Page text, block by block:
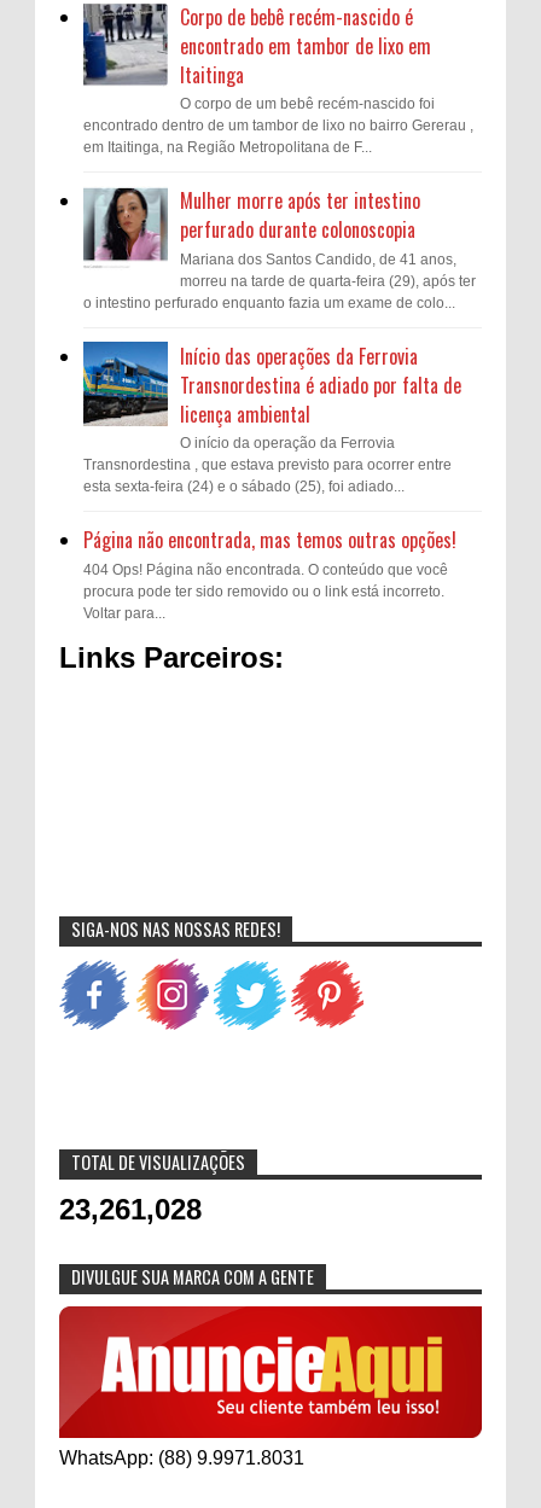
Corpo de bebê recém-nascido é
encontrado em tambor de lixo em
Itaitinga
O corpo de um bebê recém-nascido foi
encontrado dentro de um tambor de lixo no bairro Gererau ,
em Itaitinga, na Região Metropolitana de F...
Mulher morre após ter intestino
perfurado durante colonoscopia
Mariana dos Santos Candido, de 41 anos,
morreu na tarde de quarta-feira (29), após ter
o intestino perfurado enquanto fazia um exame de colo...
Início das operações da Ferrovia
Transnordestina é adiado por falta de
licença ambiental
O início da operação da Ferrovia
Transnordestina , que estava previsto para ocorrer entre
esta sexta-feira (24) e o sábado (25), foi adiado...
Página não encontrada, mas temos outras opções!
404 Ops! Página não encontrada. O conteúdo que você
procura pode ter sido removido ou o link está incorreto.
Voltar para...
Links Parceiros:
SIGA-NOS NAS NOSSAS REDES!
TOTAL DE VISUALIZAÇÕES
23,261,028
DIVULGUE SUA MARCA COM A GENTE
WhatsApp: (88) 9.9971.8031